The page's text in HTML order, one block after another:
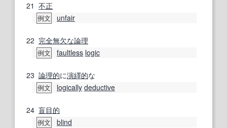
21 不正
例文 unfair
22 完全無欠な論理
例文 faultless logic
23 論理的に演繹的な
例文 logically deductive
24 盲目的
例文 blind